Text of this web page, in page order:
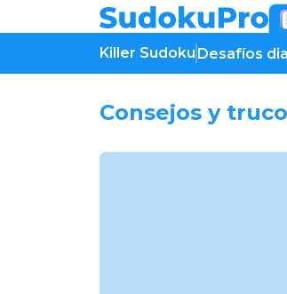
Killer Sudoku Desafíos
Consejos y